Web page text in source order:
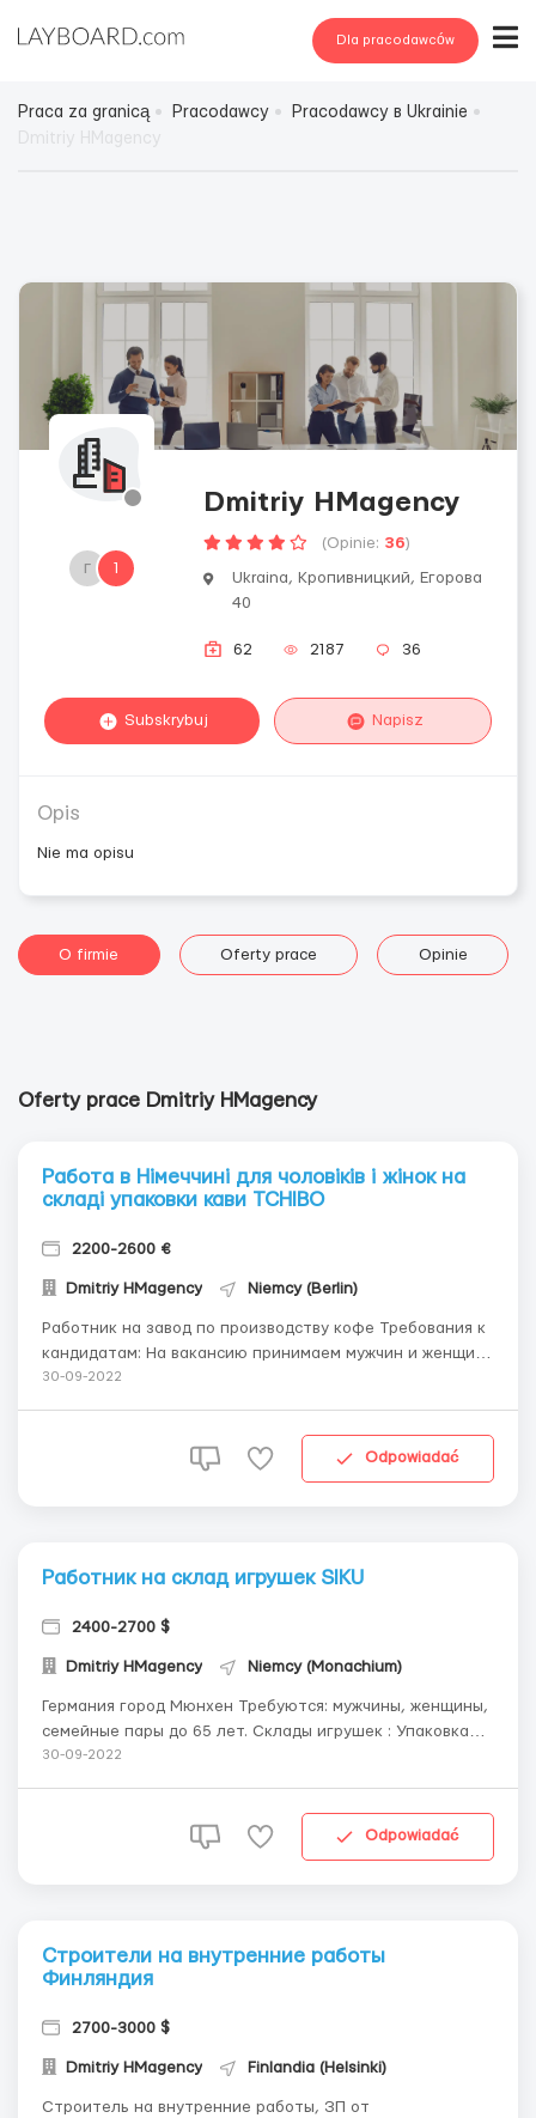
Dla pracodawców
Praca za granicą Pracodawcy
Pracodawcy в Ukrainie
г 1
Dmitriy HMagency
(Opinie: 36)
Ukraina, Кропивницкий, Егорова
40
62 2187 36
Subskrybuj Napisz
Opis
Nie ma opisu
O firmie Oferty prace Opinie
Oferty prace Dmitriy HMagency
Работа в Німеччині для чоловіків і жінок на
складі упаковки кави TCHIBO
2200-2600 €
Dmitriy HMagency Niemcy (Berlin)
Работник на завод по производству кофе Требования к
кандидатам: На вакансию принимаем мужчин и женщин,
семейные пары. Возраст от 18 до 65 лет. Без знание
Зарплата: 11-12 євро/год нетто. Рабочая...
30-09-2022
Odpowiadać
Работник на склад игрушек SIKU
2400-2700 $
Dmitriy HMagency Niemcy (Monachium)
Германия город Мюнхен Требуются: мужчины, женщины,
семейные пары до 65 лет. Склады игрушек : Упаковка
игрушек Работа не тяжелая. Оплата труда: 12-13 евро в
брать рабочую субботу. Воскр...
30-09-2022
Odpowiadać
Строители на внутренние работы
Финляндия
2700-3000 $
Dmitriy HMagency Finlandia (Helsinki)
Строитель на внутренние работы, ЗП от